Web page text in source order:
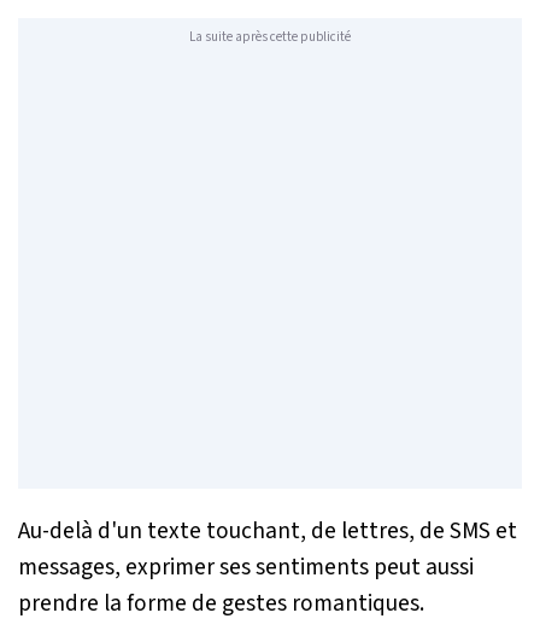
La suite après cette publicité
Au-delà d'un texte touchant, de lettres, de SMS et
messages, exprimer ses sentiments peut aussi
prendre la forme de gestes romantiques.